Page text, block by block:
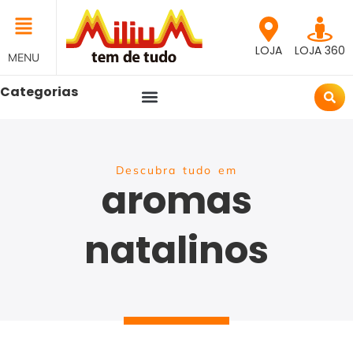
MENU LOJA LOJA 360
Categorias
Descubra tudo em
aromas
natalinos